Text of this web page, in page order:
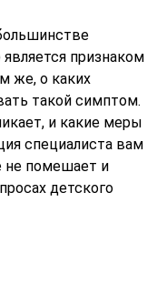
признаком
же, о каких
такой симптом.
и какие меры
специалиста вам
не помешает и
детского